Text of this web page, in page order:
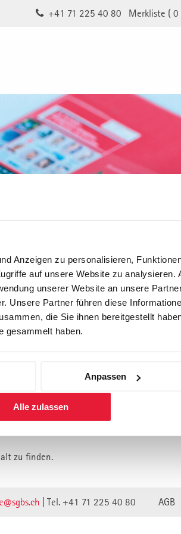
Anzeigen zu personalisieren,
auf unsere Website zu analysieren.
unserer Website an unsere
Unsere Partner führen diese
die Sie ihnen bereitgestellt
gesammelt haben.
Anpassen
Alle zulassen
Merkliste (0
+41 71 225 40 80
Inhouse, Consulting Corporate
Berufsbegleitendes
für Führungskräfte
umgezogen.
eine neue technische Basis gestellt.
zu finden.
Tel. +41 71 225 40 80 AGB